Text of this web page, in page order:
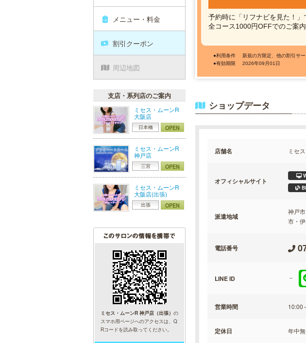
メニュー・料金
割引クーポン
周辺地図
支店・系列店のご案内
ミセス・ムーンR
大阪店
日本橋 OPEN
ミセス・ムーンR
神戸店
三宮 OPEN
ミセス・ムーンR
大阪店(出張)
出張 OPEN
ミセス・ムーンR 神戸店（出張） の
スマホ用ページへのアクセスは、Q
Rコードを読み取ってください。
予約時に「リフナビを見た！
全コース1000円OFFでのご案
●利用条件
新規の方限定、他の割引サ
●有効期限
2026年09月01日
ショップデータ
店舗名 ミセ
オフィシャルサイト
派遣地域
神戸
市・
電話番号
LINE ID －
営業時間 10:00
定休日 年中